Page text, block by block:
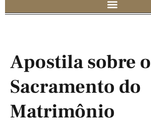
Apostila sobre o
Sacramento do
Matrimônio